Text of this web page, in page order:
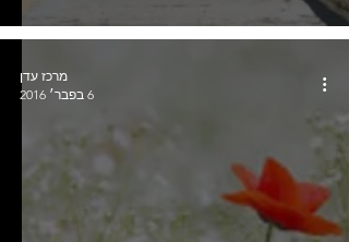
מרכז עדן
6 בפבר׳ 2016